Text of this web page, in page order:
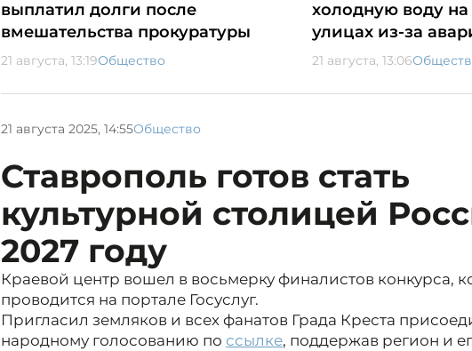
выплатил долги после
вмешательства прокуратуры
21 августа, 13:19Общество
холодную воду на
улицах из-за
21 августа, 13:06
21 августа 2025, 14:55Общество
Ставрополь готов стать
культурной столицей
2027 году
Краевой центр вошел в восьмерку финалистов конкурса,
проводится на портале Госуслуг.
Пригласил земляков и всех фанатов Града Креста
народному голосованию по ссылке, поддержав регион и